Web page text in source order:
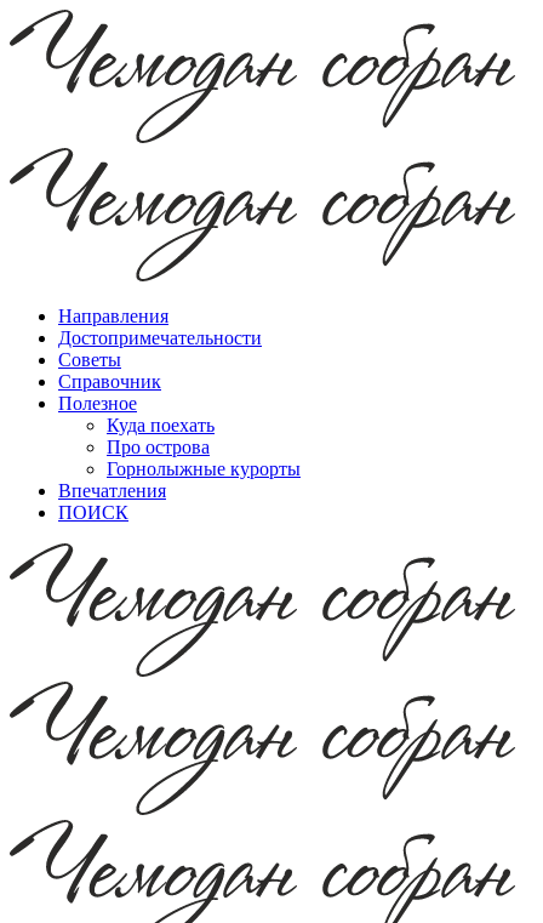
Направления
Достопримечательности
Советы
Справочник
Полезное
Куда поехать
Про острова
Горнолыжные курорты
Впечатления
ПОИСК